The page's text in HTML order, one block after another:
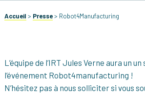
Accueil > Presse> Robot4Manufacturing
L’équipe de l’IRT Jules Verne aura un
l’événement Robot4manufacturing !
N’hésitez pas à nous solliciter si vous